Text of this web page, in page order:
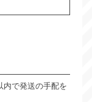
内で発送の手配を